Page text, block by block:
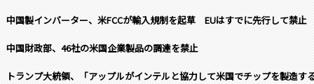
中国製インバーター、米FCCが輸入規制を起草 EUはすでに先行して禁止
中国財政部、46社の米国企業製品の調達を禁止
トランプ大統領、「アップルがインテルと協力して米国でチップを製造す